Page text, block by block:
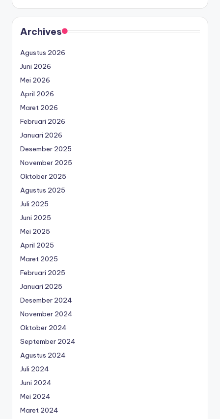
Archives
Agustus 2026
Juni 2026
Mei 2026
April 2026
Maret 2026
Februari 2026
Januari 2026
Desember 2025
November 2025
Oktober 2025
Agustus 2025
Juli 2025
Juni 2025
Mei 2025
April 2025
Maret 2025
Februari 2025
Januari 2025
Desember 2024
November 2024
Oktober 2024
September 2024
Agustus 2024
Juli 2024
Juni 2024
Mei 2024
Maret 2024